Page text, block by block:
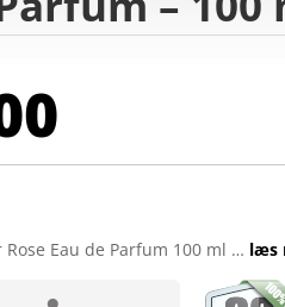
Eau de Parfum 100 ml … læs